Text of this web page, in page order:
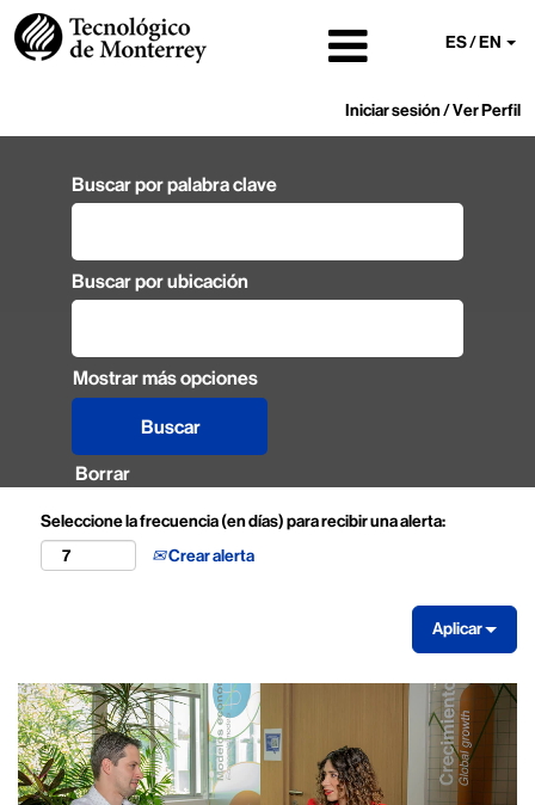
ES / EN
Iniciar sesión / Ver Perfil
Buscar por palabra clave
Buscar por ubicación
Mostrar más opciones
Borrar
Seleccione la frecuencia (en días) para recibir una alerta:
Crear alerta
Aplicar